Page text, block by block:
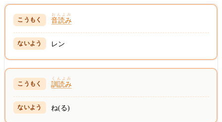
音読み
おんよみ
レン
訓読み
くんよみ
ね(る)